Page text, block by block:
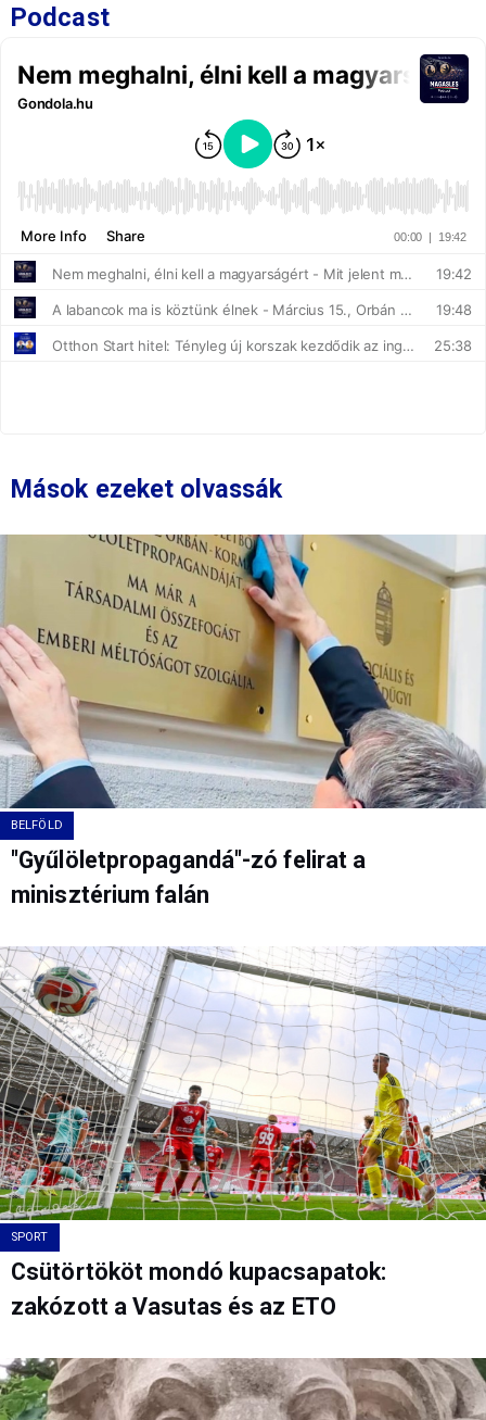
Podcast
Mások ezeket olvassák
BELFÖLD
"Gyűlöletpropagandá"-zó felirat a
minisztérium falán
SPORT
Csütörtököt mondó kupacsapatok:
zakózott a Vasutas és az ETO